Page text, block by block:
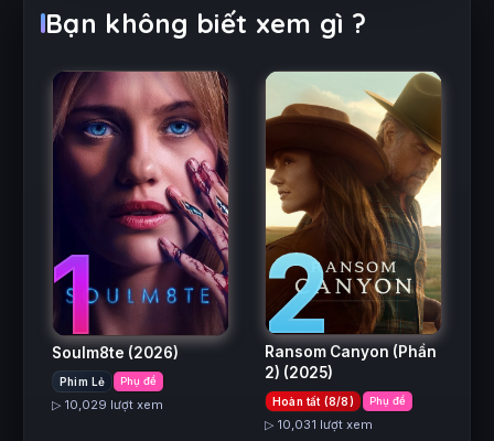
Bạn không biết xem gì ?
1
Soulm8te (2026)
Phim Lẻ Phụ đề
▷ 10,029 lượt xem
2
Ransom Canyon (Phần
2) (2025)
Hoàn tất (8/8) Phụ đề
▷ 10,031 lượt xem